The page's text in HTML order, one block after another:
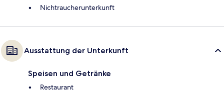
Nichtraucherunterkunft
Ausstattung der Unterkunft
Speisen und Getränke
Restaurant